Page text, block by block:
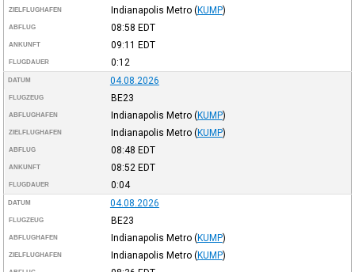
ZIELFLUGHAFEN Indianapolis Metro (KUMP)
ABFLUG 08:58 EDT
ANKUNFT 09:11 EDT
FLUGDAUER 0:12
DATUM 04.08.2026
FLUGZEUG BE23
ABFLUGHAFEN Indianapolis Metro (KUMP)
ZIELFLUGHAFEN Indianapolis Metro (KUMP)
ABFLUG 08:48 EDT
ANKUNFT 08:52 EDT
FLUGDAUER 0:04
DATUM 04.08.2026
FLUGZEUG BE23
ABFLUGHAFEN Indianapolis Metro (KUMP)
ZIELFLUGHAFEN Indianapolis Metro (KUMP)